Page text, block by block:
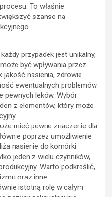
To właśnie
szanse na
przypadek jest unikalny,
być wpływania przez
jakość nasienia, zdrowie
ewentualnych problemów
pewnych leków. Wybór
z elementów, który może
mieć pewne znaczenie dla
poprzez umożliwienie
nasienie do komórki
jeden z wielu czynników,
Warto podkreślić,
oraz inne
istotną rolę w całym